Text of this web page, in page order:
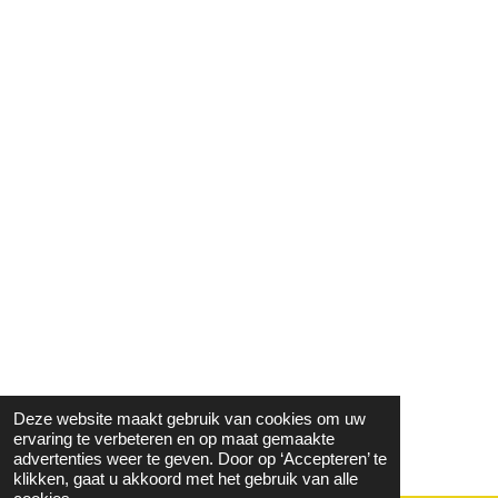
Deze website maakt gebruik van cookies om uw
ervaring te verbeteren en op maat gemaakte
advertenties weer te geven. Door op ‘Accepteren’ te
klikken, gaat u akkoord met het gebruik van alle